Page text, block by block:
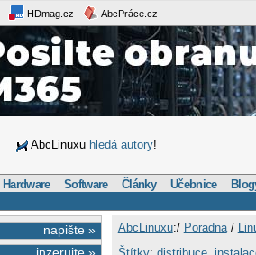
HDmag.cz AbcPráce.cz
AbcLinuxu hledá autory!
Hardware Software Články Učebnice
napište » AbcLinuxu:/ Poradna/